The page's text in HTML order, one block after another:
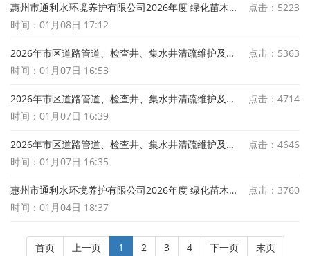
点击：5223
惠州市通利水环境养护有限公司2026年度 绿化苗木采购项目中标结果公示
时间：01月08日 17:12
点击：5363
2026年市区道路管道、检查井、集水井清疏维护及泵站相关维护项目建筑材料供应商采购项目招标公告
时间：01月07日 16:53
点击：4714
2026年市区道路管道、检查井、集水井清疏维护及泵站相关维护项目泵站设施配件维护材料应商采购项目招标公告
时间：01月07日 16:39
点击：4646
2026年市区道路管道、检查井、集水井清疏维护及泵站相关维护项目-泵站机电、闸门日常维护 年度服务商采购招标公告
时间：01月07日 16:35
点击：3760
惠州市通利水环境养护有限公司2026年度 绿化苗木采购项目中标候选人公示
时间：01月04日 18:37
首页 上一页 1 2 3 4 下一页 末页